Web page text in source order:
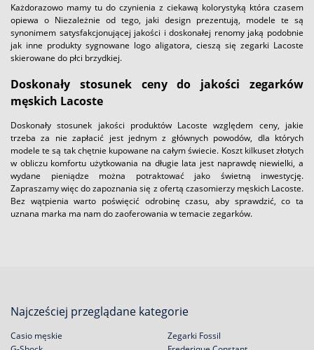
Każdorazowo mamy tu do czynienia z ciekawą kolorystyką która czasem
opiewa o Niezależnie od tego, jaki design prezentują, modele te są
synonimem satysfakcjonującej jakości i doskonałej renomy jaką podobnie
jak inne produkty sygnowane logo aligatora, cieszą się zegarki Lacoste
skierowane do płci brzydkiej.
Doskonały stosunek ceny do jakości zegarków
męskich Lacoste
Doskonały stosunek jakości produktów Lacoste względem ceny, jakie
trzeba za nie zapłacić jest jednym z głównych powodów, dla których
modele te są tak chętnie kupowane na całym świecie. Koszt kilkuset złotych
w obliczu komfortu użytkowania na długie lata jest naprawdę niewielki, a
wydane pieniądze można potraktować jako świetną inwestycję.
Zapraszamy więc do zapoznania się z ofertą czasomierzy męskich Lacoste.
Bez wątpienia warto poświęcić odrobinę czasu, aby sprawdzić, co ta
uznana marka ma nam do zaoferowania w temacie zegarków.
Najcześciej przeglądane kategorie
Casio męskie
Zegarki Fossil